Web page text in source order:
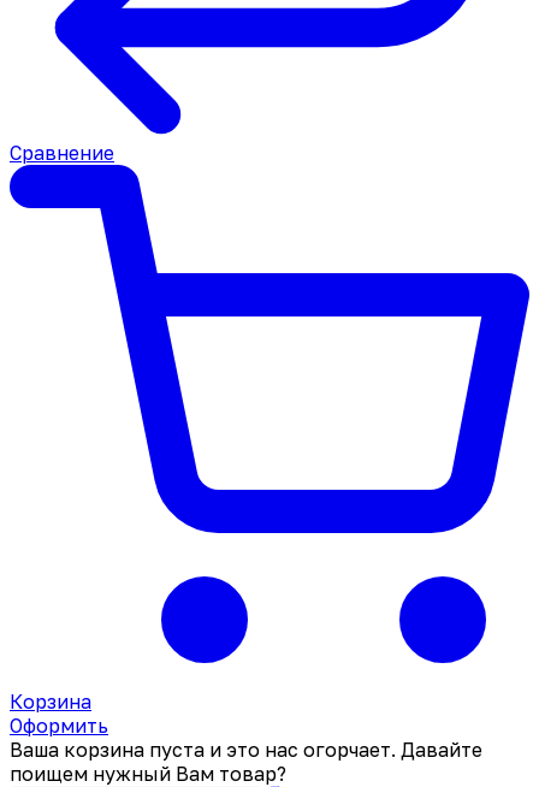
Сравнение
Корзина
Оформить
Ваша корзина пуста и это нас огорчает. Давайте
поищем нужный Вам товар?